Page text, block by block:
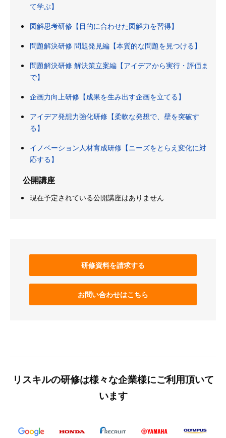
て学ぶ】
図解思考研修【目的に合わせた図解力を習得】
問題解決研修 問題発見編【本質的な問題を見つける】
問題解決研修 解決策立案編【アイデアから実行・評価ま
で】
企画力向上研修【成果を生み出す企画を立てる】
アイデア発想力強化研修【柔軟な発想で、壁を突破す
る】
イノベーション人材育成研修【ニーズをとらえ変化に対
応する】
公開講座
現在予定されている公開講座はありません
研修資料を請求する
お問い合わせはこちら
リスキルの研修は様々な企業様にご利用頂いて
います